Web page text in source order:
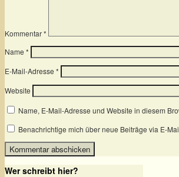
Kommentar*
Name *
E-Mail-Adresse *
Website
Name, E-Mail-Adresse und Website in diesem
Benachrichtige mich über neue Beiträge via E-
Wer schreibt hier?